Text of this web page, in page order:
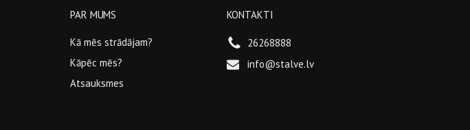
PAR MUMS
Kā mēs strādājam?
Kāpēc mēs?
Atsauksmes
KONTAKTI
26268888
info@stalve.lv